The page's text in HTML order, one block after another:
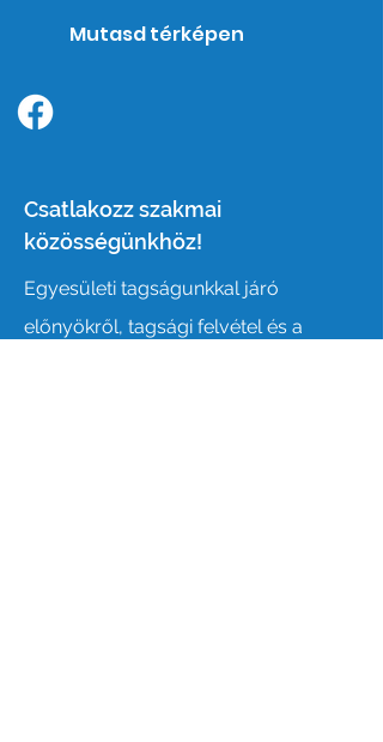
Mutasd térképen
Kövess minket a facebook-on!
Csatlakozz szakmai
közösségünkhöz!
Egyesületi tagságunkkal járó
előnyökről, tagsági felvétel és a